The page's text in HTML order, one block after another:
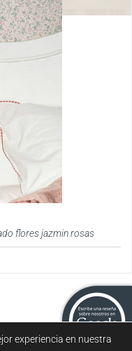
flores jazmin rosas
experiencia en nuestra